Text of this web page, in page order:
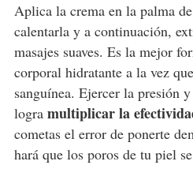
Aplica la crema en la palma
calentarla y a continuación,
masajes suaves. Es la mejor
corporal hidratante a la vez
sanguínea. Ejercer la presión
logra multiplicar la
cometas el error de ponerte
hará que los poros de tu piel